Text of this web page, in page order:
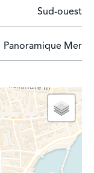
Sud-ouest
Panoramique Mer